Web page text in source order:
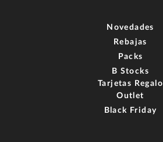
Novedades
Rebajas
Packs
B Stocks
Tarjetas Regalo
Outlet
Black Friday